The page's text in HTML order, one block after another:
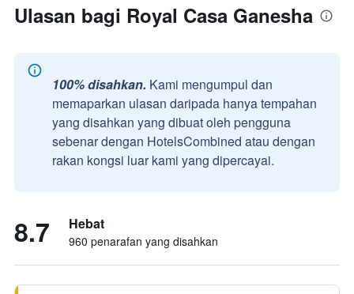
Ulasan bagi Royal Casa Ganesha
100% disahkan. Kami mengumpul dan
memaparkan ulasan daripada hanya tempahan
yang disahkan yang dibuat oleh pengguna
sebenar dengan HotelsCombined atau dengan
rakan kongsi luar kami yang dipercayai.
8.7 Hebat
960 penarafan yang disahkan